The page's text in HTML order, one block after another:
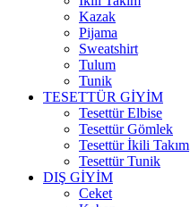
Kazak
Pijama
Sweatshirt
Tulum
Tunik
TESETTÜR GİYİM
Tesettür Elbise
Tesettür Gömlek
Tesettür İkili Takım
Tesettür Tunik
DIŞ GİYİM
Ceket